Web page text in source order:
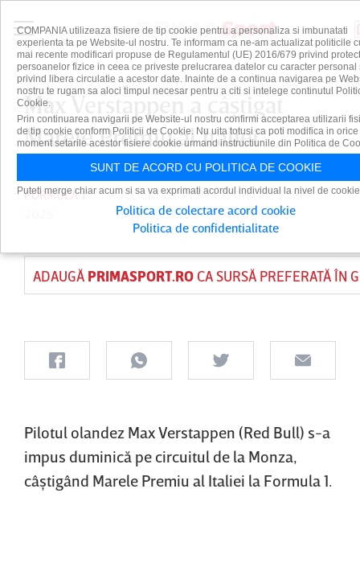
Max Verstappen a câştigat
Marele Premiu al Italiei
FORMULA 1 PUBLICAT DEPRIMA SPORTPE 7 SEP
ADAUGĂ PRIMASPORT.ROCA SURSĂ PREFERATĂ ÎN
Pilotul olandez Max Verstappen (Red Bull) s-a
impus duminică pe circuitul de la Monza,
câştigând Marele Premiu al Italiei la Formula 1.
COMPANIA utilizeaza fisiere de tip cookie pentru a personaliza si imbunatati
experienta ta pe Website-ul nostru. Te informam ca ne-am actualizat politicile
mai recente modificari propuse de Regulamentul (UE) 2016/679 privind
persoanelor fizice in ceea ce priveste prelucrarea datelor cu caracter personal
privind libera circulatie a acestor date. Inainte de a continua navigarea pe
nostru te rugam sa aloci timpul necesar pentru a citi si intelege continutul
Cookie.
Prin continuarea navigarii pe Website-ul nostru confirmi acceptarea utilizarii
de tip cookie conform Politicii de Cookie. Nu uita totusi ca poti modifica in orice
moment setarile acestor fisiere cookie urmand instructiunile din Politica de
SUNT DE ACORD CU POLITICA DE COOKIE
Puteti merge chiar acum si sa va exprimati acordul individual la nivel de
Politica de colectare acord cookie
Politica de confidentialitate